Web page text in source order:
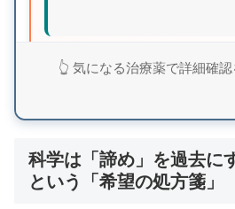
業界最安値クラスの価格設定で
シルデナエイトで
👆 気になる治療薬で詳細確
科学は「諦め」を過去に
という「希望の処方箋」